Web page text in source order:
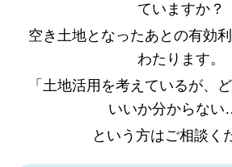
ていますか？
空き土地となったあとの有効
わたります。
「土地活用を考えているが、
いいか分からない
という方はご相談く